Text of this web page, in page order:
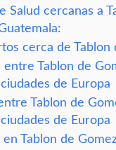
Salud cercanas a
cerca de Tablon
entre Tablon de
de Europa
Tablon de
de Europa
en Tablon de